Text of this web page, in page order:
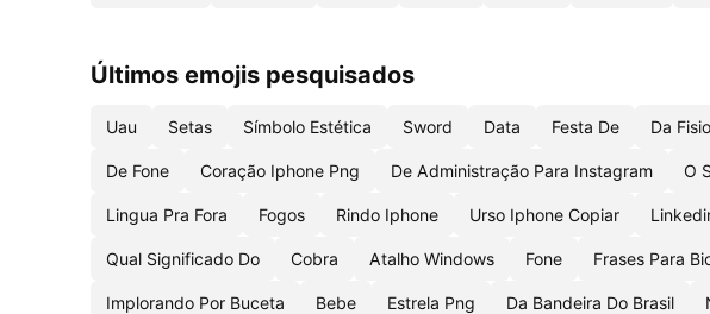
Últimos emojis pesquisados
Uau Setas Símbolo Estética Sword Data Festa De Da
De Fone Coração Iphone Png De Administração Para Instagram O
Lingua Pra Fora Fogos Rindo Iphone Urso Iphone Copiar
Qual Significado Do Cobra Atalho Windows Fone Frases Para
Implorando Por Buceta Bebe Estrela Png Da Bandeira Do Brasil